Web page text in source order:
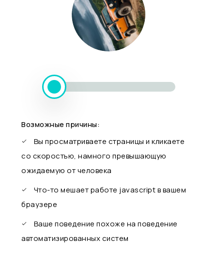
Возможные причины:
Вы просматриваете страницы и кликаете
со скоростью, намного превышающую
ожидаемую от человека
Что-то мешает работе javascript в вашем
браузере
Ваше поведение похоже на поведение
автоматизированных систем